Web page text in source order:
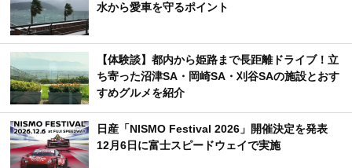
水から愛車を守るポイント
【体験談】都内から姫路まで長距離ドライブ！立
ち寄った沼津SA・岡崎SA・刈谷SAの施設とおす
すめグルメを紹介
日産「NISMO Festival 2026」開催決定を発表
12月6日に富士スピードウェイで実施